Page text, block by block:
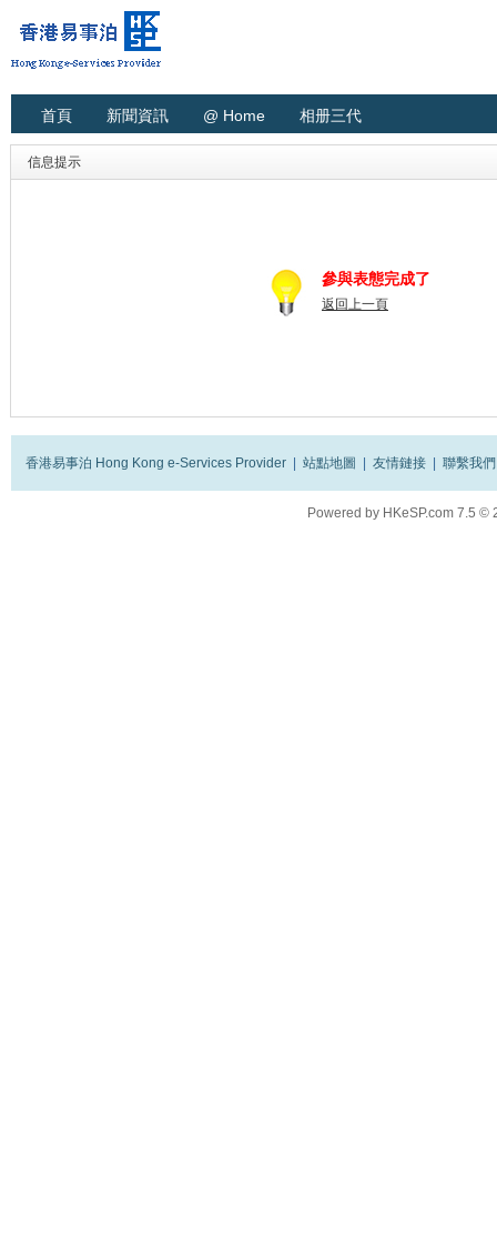
首頁 新聞資訊 @ Home 相册三代
信息提示
參與表態完成了
返回上一頁
香港易事泊 Hong Kong e-Services Provider 站點地圖 友情鏈接 聯繫我們
Powered by HKeSP.com 7.5 ©